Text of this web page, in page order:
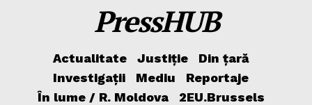
PressHUB
Actualitate Justiție
Din țară
Investigații
Mediu
Reportaje
În lume / R. Moldova
2EU.Brussels